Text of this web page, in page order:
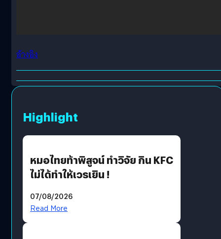
อ้างอิง
Highlight
หมอไทยท้าพิสูจน์ ทำวิจัย กิน KFC
ไม่ได้ทำให้เวรเยิน !
07/08/2026
Read More